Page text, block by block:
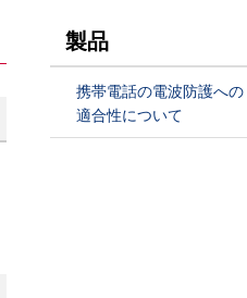
製品
携帯電話の電波防護への
適合性について